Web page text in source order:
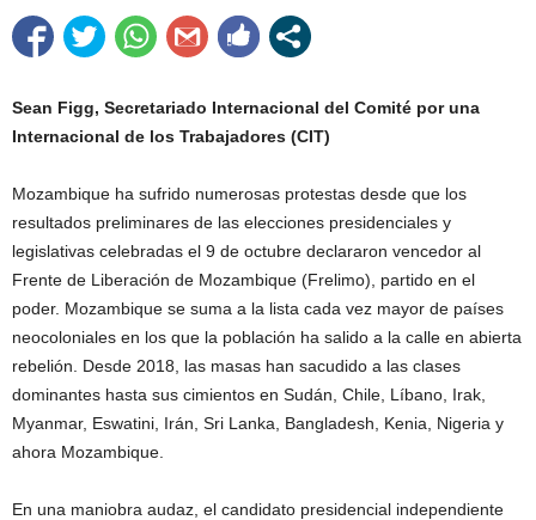
Sean Figg, Secretariado Internacional del Comité por una
Internacional de los Trabajadores (CIT)
Mozambique ha sufrido numerosas protestas desde que los
resultados preliminares de las elecciones presidenciales y
legislativas celebradas el 9 de octubre declararon vencedor al
Frente de Liberación de Mozambique (Frelimo), partido en el
poder. Mozambique se suma a la lista cada vez mayor de países
neocoloniales en los que la población ha salido a la calle en abierta
rebelión. Desde 2018, las masas han sacudido a las clases
dominantes hasta sus cimientos en Sudán, Chile, Líbano, Irak,
Myanmar, Eswatini, Irán, Sri Lanka, Bangladesh, Kenia, Nigeria y
ahora Mozambique.
En una maniobra audaz, el candidato presidencial independiente